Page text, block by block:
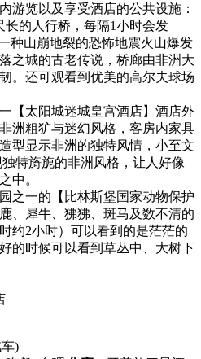
游览以及享受酒店的公共设施：
长的人行桥，每隔1小时会发
种山崩地裂的恐怖地震火山爆发
之城的古老传说，桥廊由非洲大
。还可观看到优美的高尔夫球场
【太阳城迷城皇宫酒店】酒店外
洲粗犷与迷幻风格，客房内家具
型显示非洲的独特风情，小至文
特旖旎的非洲风格，让人好像
中。
之一的【比林斯堡国家动物保护
、犀牛、狒狒、斑马及数不清的
约2小时）可以看到的是茫茫的
的时候可以看到草丛中、大树下
)